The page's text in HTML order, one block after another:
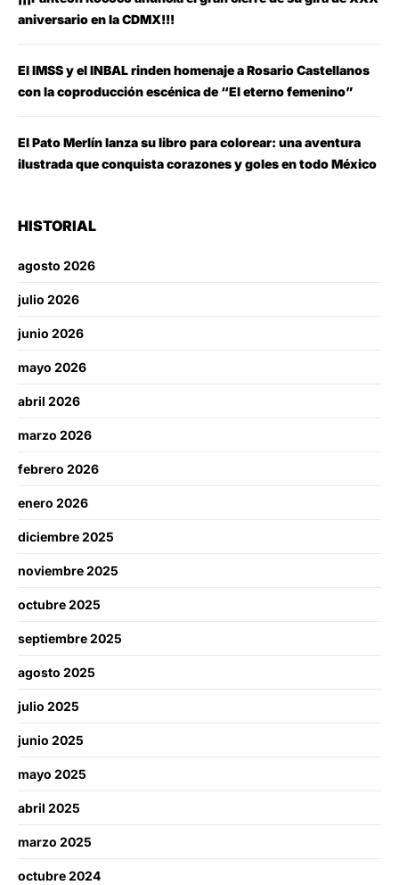
aniversario en la CDMX!!!
El IMSS y el INBAL rinden homenaje a Rosario Castellanos
con la coproducción escénica de “El eterno femenino”
El Pato Merlín lanza su libro para colorear: una aventura
ilustrada que conquista corazones y goles en todo México
HISTORIAL
agosto 2026
julio 2026
junio 2026
mayo 2026
abril 2026
marzo 2026
febrero 2026
enero 2026
diciembre 2025
noviembre 2025
octubre 2025
septiembre 2025
agosto 2025
julio 2025
junio 2025
mayo 2025
abril 2025
marzo 2025
octubre 2024